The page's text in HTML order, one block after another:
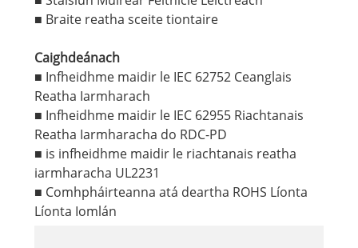
■ Braite reatha sceite tiontaire
Caighdeánach
■ Infheidhme maidir le IEC 62752 Ceanglais
Reatha Iarmharach
■ Infheidhme maidir le IEC 62955 Riachtanais
Reatha Iarmharacha do RDC-PD
■ is infheidhme maidir le riachtanais reatha
iarmharacha UL2231
■ Comhpháirteanna atá deartha ROHS Líonta
Líonta Iomlán